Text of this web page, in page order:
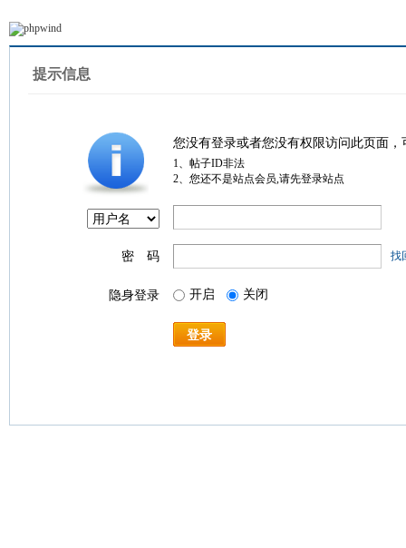
提示信息
您没有登录或者您没有权限访问此页面
1、帖子ID非法
2、您还不是站点会员,请先登录站点
密 码 找
隐身登录 开启 关闭
登录